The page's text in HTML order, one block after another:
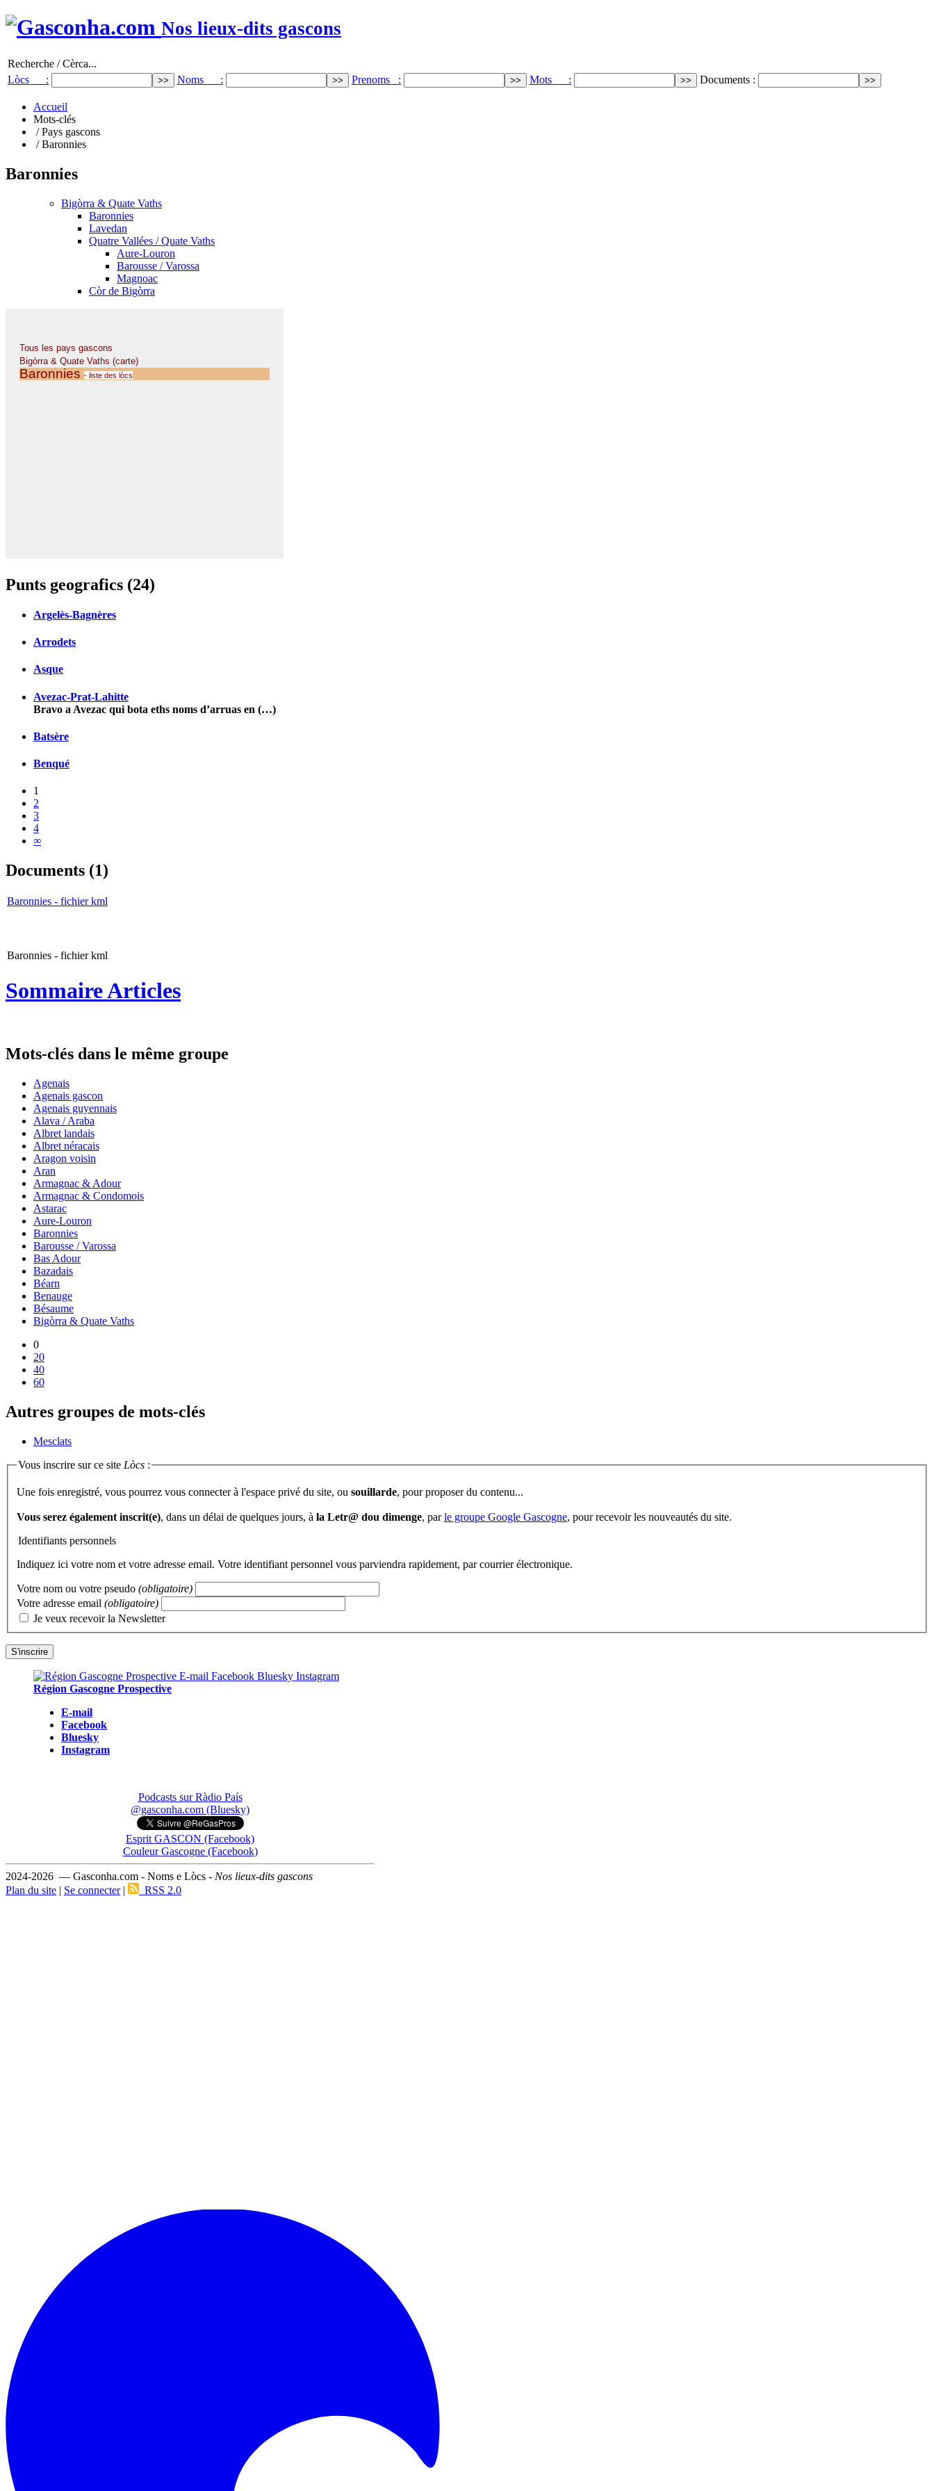
Nos lieux-dits gascons
Recherche / Cèrca...
Lòcs :
Noms : Prenoms : Mots : Documents :
Accueil
Mots-clés
/ Pays gascons
/ Baronnies
Baronnies
Bigòrra & Quate Vaths
Baronnies
Lavedan
Quatre Vallées / Quate Vaths
Aure-Louron
Barousse / Varossa
Magnoac
Còr de Bigòrra
Punts geografics (24)
Argelès-Bagnères
Arrodets
Asque
Avezac-Prat-Lahitte
Bravo a Avezac qui bota eths noms d’arruas en (…)
Batsère
Benqué
1
2
3
4
∞
Documents (1)
Baronnies - fichier kml
Baronnies - fichier kml
Sommaire Articles
Mots-clés dans le même groupe
Agenais
Agenais gascon
Agenais guyennais
Alava / Araba
Albret landais
Albret néracais
Aragon voisin
Aran
Armagnac & Adour
Armagnac & Condomois
Astarac
Aure-Louron
Baronnies
Barousse / Varossa
Bas Adour
Bazadais
Béarn
Benauge
Bésaume
Bigòrra & Quate Vaths
0
20
40
60
Autres groupes de mots-clés
Mesclats
Vous inscrire sur ce site Lòcs :
Une fois enregistré, vous pourrez vous connecter à l'espace privé du site, ou souillarde , pour proposer du contenu...
Vous serez également inscrit(e), dans un délai de quelques jours, à la Letr@ dou dimenge, parle groupe Google Gascogne, pour recevoir les nouveautés du site.
Identifiants personnels
Indiquez ici votre nom et votre adresse email. Votre identifiant personnel vous parviendra rapidement, par courrier électronique.
Votre nom ou votre pseudo (obligatoire)
Votre adresse email (obligatoire)
Je veux recevoir la Newsletter
Région Gascogne Prospective
E-mail
Facebook
Bluesky
Instagram
Podcasts sur Ràdio País
@gasconha.com (Bluesky)
Esprit GASCON (Facebook)
Couleur Gascogne (Facebook)
2024-2026 — Gasconha.com - Noms e Lòcs - Nos lieux-dits gascons
Plan du site | Se connecter| RSS 2.0